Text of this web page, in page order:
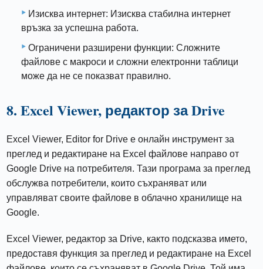
Изисква интернет: Изисква стабилна интернет
връзка за успешна работа.
Ограничени разширени функции: Сложните
файлове с макроси и сложни електронни таблици
може да не се показват правилно.
8. Excel Viewer, редактор за Drive
Excel Viewer, Editor for Drive е онлайн инструмент за
преглед и редактиране на Excel файлове направо от
Google Drive на потребителя. Тази програма за преглед
обслужва потребители, които съхраняват или
управляват своите файлове в облачно хранилище на
Google.
Excel Viewer, редактор за Drive, както подсказва името,
предоставя функция за преглед и редактиране на Excel